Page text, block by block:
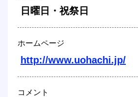
日曜日・祝祭日
ホームページ
http://www.uohachi.jp/
コメント